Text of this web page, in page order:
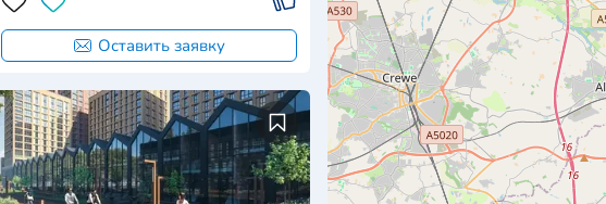
Оставить заявку